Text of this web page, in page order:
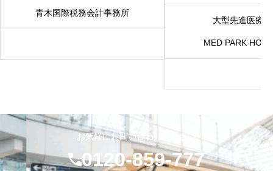
青木国際税務会計事務所
大型先進医療
MED PARK
お気軽にお問い合わせください
0120-859-777